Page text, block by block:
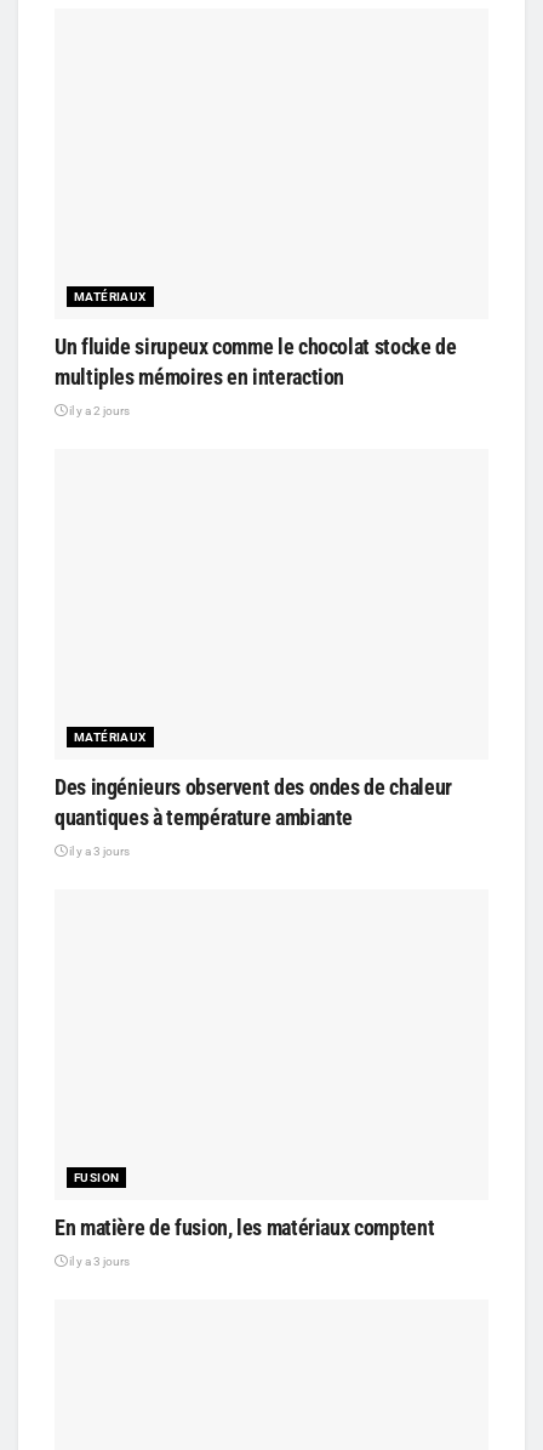
MATÉRIAUX
Un fluide sirupeux comme le chocolat stocke de
multiples mémoires en interaction
il y a 2 jours
MATÉRIAUX
Des ingénieurs observent des ondes de chaleur
quantiques à température ambiante
il y a 3 jours
FUSION
En matière de fusion, les matériaux comptent
il y a 3 jours